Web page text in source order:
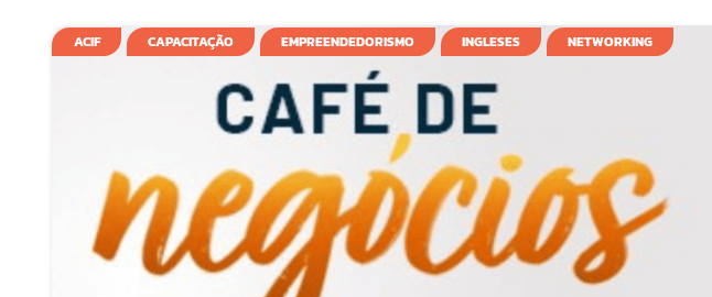
ACIF CAPACITAÇÃO EMPREENDEDORISMO INGLESES NETWORKING